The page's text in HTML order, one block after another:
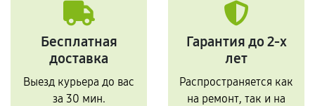
Бесплатная
доставка
Выезд курьера до вас
за 30 мин.
Гарантия до 2-х
лет
Распространяется как
на ремонт, так и на